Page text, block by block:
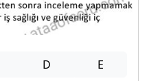
D E